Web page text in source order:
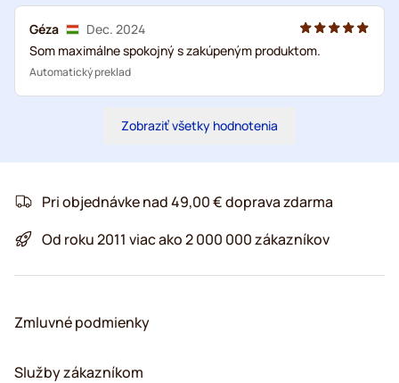
Géza
Dec. 2024
Som maximálne spokojný s zakúpeným produktom.
Automatický preklad
Zobraziť všetky hodnotenia
Pri objednávke nad 49,00 € doprava zdarma
Od roku 2011 viac ako 2 000 000 zákazníkov
Zmluvné podmienky
Služby zákazníkom